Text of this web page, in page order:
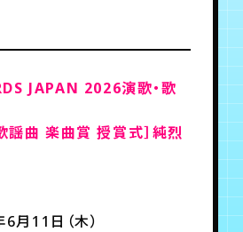
ラブ
JAPAN 2026演歌・歌
謡曲 楽曲賞 授賞式］純烈
月11日（木）